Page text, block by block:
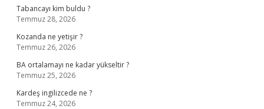
Tabancayı kim buldu ?
Temmuz 28, 2026
Kozanda ne yetişir ?
Temmuz 26, 2026
BA ortalamayı ne kadar yükseltir ?
Temmuz 25, 2026
Kardeş ingilizcede ne ?
Temmuz 24, 2026